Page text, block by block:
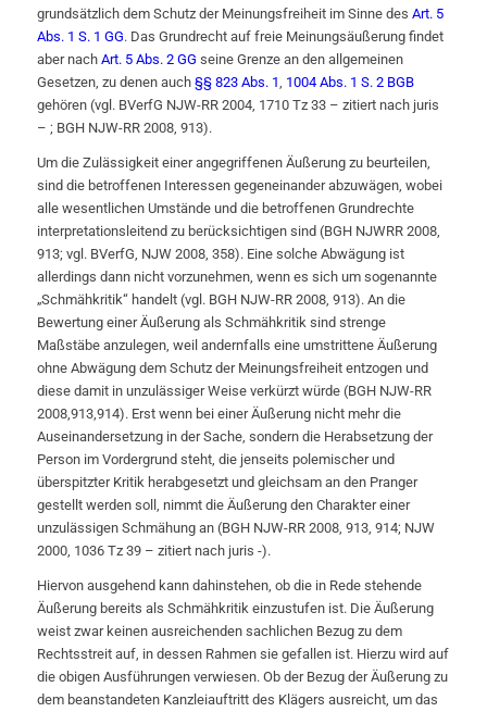
grundsätzlich dem Schutz der Meinungsfreiheit im Sinne des Art. 5
Abs. 1 S. 1 GG. Das Grundrecht auf freie Meinungsäußerung findet
aber nach Art. 5 Abs. 2 GG seine Grenze an den allgemeinen
Gesetzen, zu denen auch §§ 823 Abs. 1 1004 Abs. 1 S. 2 BGB
gehören (vgl. BVerfG NJW-RR 2004, 1710 Tz 33 – zitiert nach juris
– ; BGH NJW-RR 2008, 913).
Um die Zulässigkeit einer angegriffenen Äußerung zu beurteilen,
sind die betroffenen Interessen gegeneinander abzuwägen, wobei
alle wesentlichen Umstände und die betroffenen Grundrechte
interpretationsleitend zu berücksichtigen sind (BGH NJWRR 2008,
913; vgl. BVerfG, NJW 2008, 358). Eine solche Abwägung ist
allerdings dann nicht vorzunehmen, wenn es sich um sogenannte
„Schmähkritik“ handelt (vgl. BGH NJW-RR 2008, 913). An die
Bewertung einer Äußerung als Schmähkritik sind strenge
Maßstäbe anzulegen, weil andernfalls eine umstrittene Äußerung
ohne Abwägung dem Schutz der Meinungsfreiheit entzogen und
diese damit in unzulässiger Weise verkürzt würde (BGH NJW-RR
2008,913,914). Erst wenn bei einer Äußerung nicht mehr die
Auseinandersetzung in der Sache, sondern die Herabsetzung der
Person im Vordergrund steht, die jenseits polemischer und
überspitzter Kritik herabgesetzt und gleichsam an den Pranger
gestellt werden soll, nimmt die Äußerung den Charakter einer
unzulässigen Schmähung an (BGH NJW-RR 2008, 913, 914; NJW
2000, 1036 Tz 39 – zitiert nach juris -).
Hiervon ausgehend kann dahinstehen, ob die in Rede stehende
Äußerung bereits als Schmähkritik einzustufen ist. Die Äußerung
weist zwar keinen ausreichenden sachlichen Bezug zu dem
Rechtsstreit auf, in dessen Rahmen sie gefallen ist. Hierzu wird auf
die obigen Ausführungen verwiesen. Ob der Bezug der Äußerung zu
dem beanstandeten Kanzleiauftritt des Klägers ausreicht, um das